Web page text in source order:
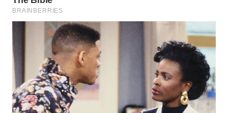
WN
WN
BINTAN